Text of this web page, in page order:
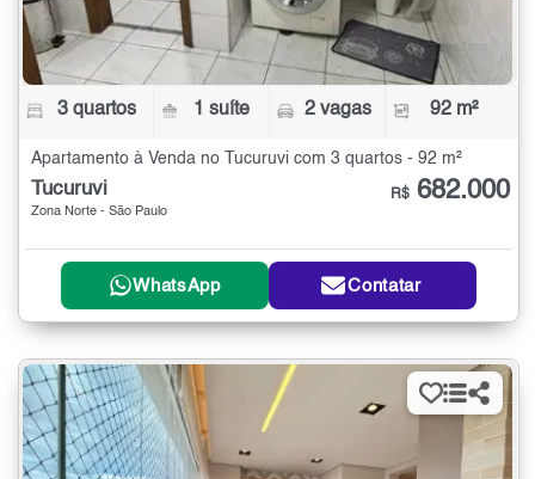
3 quartos 1 suíte 2 vagas 92 m²
Apartamento à Venda no Tucuruvi com 3 quartos - 92 m²
Tucuruvi
Zona Norte - São Paulo
R$ 682.000
WhatsApp Contatar